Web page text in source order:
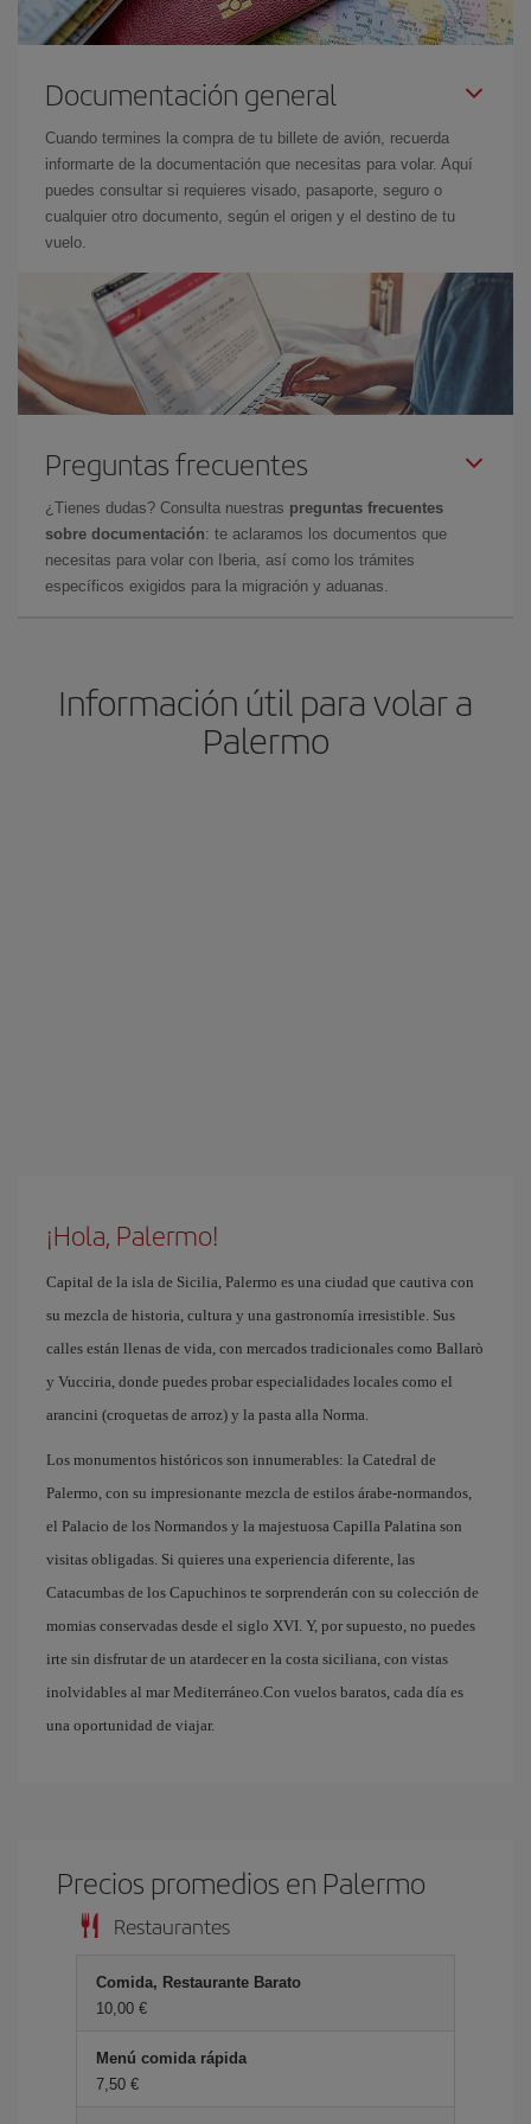
Documentación general
Cuando termines la compra de tu billete de avión, recuerda
informarte de la documentación que necesitas para volar. Aquí
puedes consultar si requieres visado, pasaporte, seguro o
cualquier otro documento, según el origen y el destino de tu
vuelo.
Preguntas frecuentes
¿Tienes dudas? Consulta nuestras preguntas frecuentes
sobre documentación: te aclaramos los documentos que
necesitas para volar con Iberia, así como los trámites
específicos exigidos para la migración y aduanas.
Información útil para volar a
Palermo
¡Hola, Palermo!
Capital de la isla de Sicilia, Palermo es una ciudad que cautiva con
su mezcla de historia, cultura y una gastronomía irresistible. Sus
calles están llenas de vida, con mercados tradicionales como Ballarò
y Vucciria, donde puedes probar especialidades locales como el
arancini (croquetas de arroz) y la pasta alla Norma.
Los monumentos históricos son innumerables: la Catedral de
Palermo, con su impresionante mezcla de estilos árabe-normandos,
el Palacio de los Normandos y la majestuosa Capilla Palatina son
visitas obligadas. Si quieres una experiencia diferente, las
Catacumbas de los Capuchinos te sorprenderán con su colección de
momias conservadas desde el siglo XVI. Y, por supuesto, no puedes
irte sin disfrutar de un atardecer en la costa siciliana, con vistas
inolvidables al mar Mediterráneo.Con vuelos baratos, cada día es
una oportunidad de viajar.
Precios promedios en Palermo
Restaurantes
Comida, Restaurante Barato
10,00 €
Menú comida rápida
7,50 €